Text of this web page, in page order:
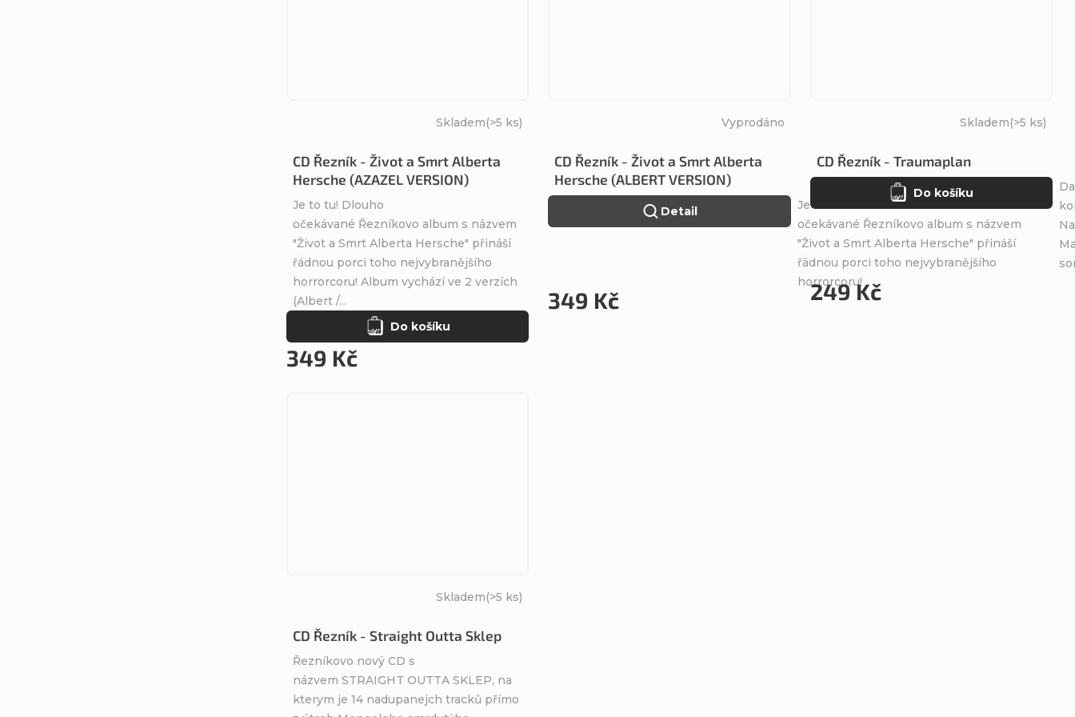
CD Řezník - Život a Smrt Alberta
Hersche (AZAZEL VERSION)
Skladem(>5 ks)
349 Kč
Do košíku
Je to tu! Dlouho
očekávané Řezníkovo album s názvem
"Život a Smrt Alberta Hersche" přináší
řádnou porci toho nejvybranějšího
horrorcoru! Album vychází ve 2 verzích
(Albert /...
CD Řezník - Život a Smrt Alberta
Hersche (ALBERT VERSION)
Vyprodáno
349 Kč
Detail
Je to tu! Dlouho
očekávané Řezníkovo album s názvem
"Život a Smrt Alberta Hersche" přináší
řádnou porci toho nejvybranějšího
horrorcoru!
CD Řezník - Traumaplan
Skladem(>5 ks)
249 Kč
Do košíku
CD Řezník - Straight Outta Sklep
Skladem(>5 ks)
Řezníkovo nový CD s
názvem STRAIGHT OUTTA SKLEP, na
kterym je 14 nadupanejch tracků přímo